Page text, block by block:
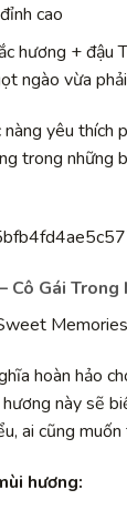
cao
hương + đậu
ngào vừa
nàng yêu thích
trong những
Cô Gái Trong
hoàn hảo
này sẽ
ai cũng muốn
hương: